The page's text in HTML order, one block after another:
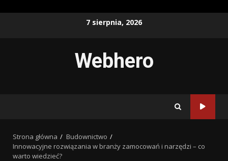
7 sierpnia, 2026
Webhero
Strona główna
Budownictwo
Innowacyjne rozwiązania w branży zamocowań i narzędzi – co
warto wiedzieć?